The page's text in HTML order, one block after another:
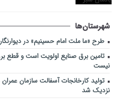
شهرستان‌ها
طرح «ما ملت امام حسینیم» در
تامین برق صنایع اولویت است و قطع
نیست
نزدیک شد